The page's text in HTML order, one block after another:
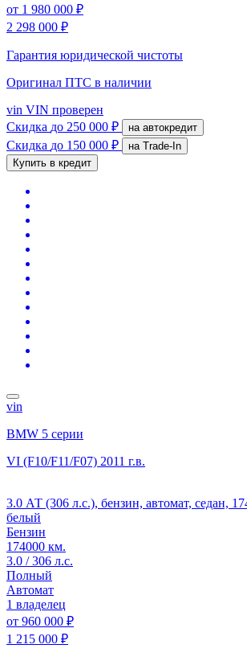
от 1 980 000 ₽
2 298 000 ₽
Гарантия юридической чистоты
Оригинал ПТС в наличии
vin VIN проверен
Скидка до 250 000 ₽ на автокредит
Скидка до 150 000 ₽
на Trade-In
Купить в кредит
vin
BMW 5 серии
VI (F10/F11/F07) 2011 г.в.
3.0 АТ (306 л.с.), бензин, автомат, седан,
белый
Бензин
174000 км.
3.0 / 306 л.с.
Полный
Автомат
1 владелец
от 960 000 ₽
1 215 000 ₽